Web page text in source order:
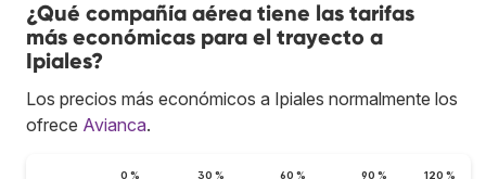
¿Qué compañía aérea tiene las tarifas
más económicas para el trayecto a
Ipiales?
Los precios más económicos a Ipiales normalmente los
ofrece Avianca.
0 % 30 % 60 % 90 % 120 %